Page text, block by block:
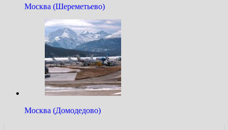
Москва (Шереметьево)
Москва (Домодедово)